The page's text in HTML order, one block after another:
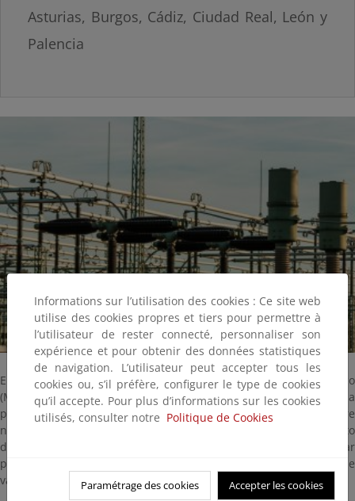
Asturias, Burgos, Cádiz, Ciudad Real, León y
Palencia
El Ministerio para la Transición Ecológica y el Reto Demográfico
(MITECO), a través del Instituto para la Transición Justa (ITJ), ha
puesto en marcha una Manifestación de Interés (MdI) sobre
nudos de transición justa, accesible
. La MdI tiene el objeto
de conocer el apetito de los promotores para desarrollar
proyectos de generación renovable y de almacenamiento que se
vayan a conectar en ellos.
Informations sur l’utilisation des cookies : Ce site web
utilise des cookies propres et tiers pour permettre à
l’utilisateur de rester connecté, personnaliser son
expérience et pour obtenir des données statistiques
de navigation. L’utilisateur peut accepter tous les
cookies ou, s’il préfère, configurer le type de cookies
qu’il accepte. Pour plus d’informations sur les cookies
utilisés, consulter notre Politique de Cookies
Paramétrage des cookies Accepter les cookies